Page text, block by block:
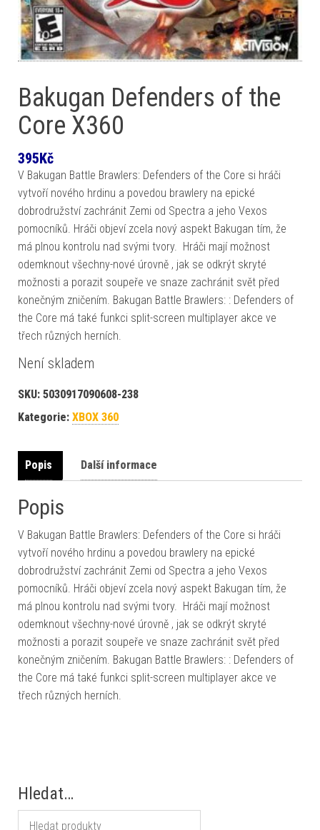
Bakugan Defenders of the
Core X360
395Kč
V Bakugan Battle Brawlers: Defenders of the Core si hráči
vytvoří nového hrdinu a povedou brawlery na epické
dobrodružství zachránit Zemi od Spectra a jeho Vexos
pomocníků. Hráči objeví zcela nový aspekt Bakugan tím, že
má plnou kontrolu nad svými tvory. Hráči mají možnost
odemknout všechny-nové úrovně , jak se odkrýt skryté
možnosti a porazit soupeře ve snaze zachránit svět před
konečným zničením. Bakugan Battle Brawlers: : Defenders of
the Core má také funkci split-screen multiplayer akce ve
třech různých herních.
Není skladem
SKU: 5030917090608-238
Kategorie: XBOX 360
Popis Další informace
Popis
V Bakugan Battle Brawlers: Defenders of the Core si hráči
vytvoří nového hrdinu a povedou brawlery na epické
dobrodružství zachránit Zemi od Spectra a jeho Vexos
pomocníků. Hráči objeví zcela nový aspekt Bakugan tím, že
má plnou kontrolu nad svými tvory. Hráči mají možnost
odemknout všechny-nové úrovně , jak se odkrýt skryté
možnosti a porazit soupeře ve snaze zachránit svět před
konečným zničením. Bakugan Battle Brawlers: : Defenders of
the Core má také funkci split-screen multiplayer akce ve
třech různých herních.
Hledat…